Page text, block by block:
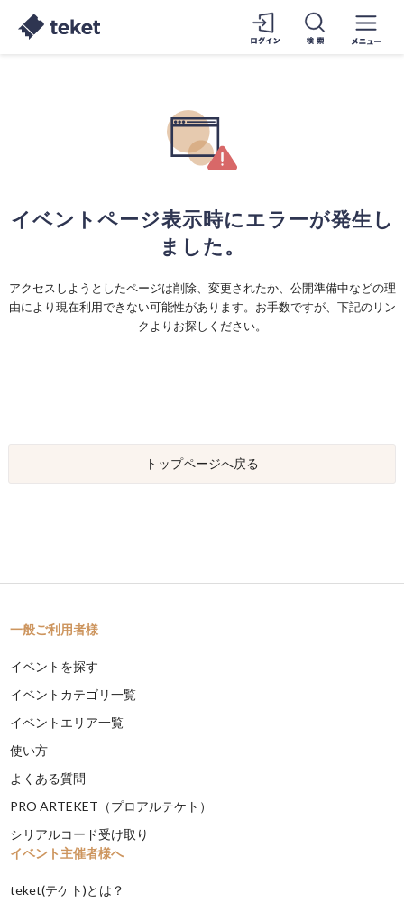
イベントページ表示時にエラーが発生し
ました。
アクセスしようとしたページは削除、変更されたか、公開準備中などの理
由により現在利用できない可能性があります。お手数ですが、下記のリン
クよりお探しください。
トップページへ戻る
一般ご利用者様
イベントを探す
イベントカテゴリ一覧
イベントエリア一覧
使い方
よくある質問
PRO ARTEKET（プロアルテケト）
シリアルコード受け取り
イベント主催者様へ
teket(テケト)とは？